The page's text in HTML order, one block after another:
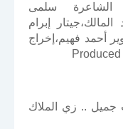
الشاعرة سلمى
إبرام
أحمد فهيم،إخراج
.. زي الملاك